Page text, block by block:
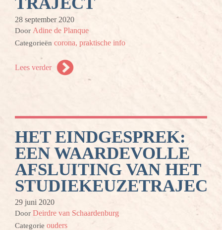
28 september 2020
Door Adine de Planque
Categorieën corona, praktische info
Lees verder
HET EINDGESPREK:
EEN WAARDEVOLLE
AFSLUITING VAN HET
STUDIEKEUZETRAJECT
29 juni 2020
Door Deirdre van Schaardenburg
Categorie ouders